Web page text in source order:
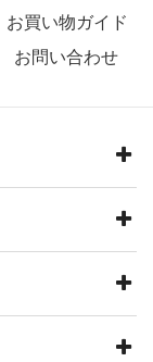
お買い物ガイド
お問い合わせ